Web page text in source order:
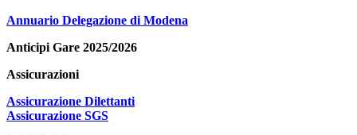
Annuario Delegazione di Modena
Anticipi Gare 2025/2026
Assicurazioni
Assicurazione Dilettanti
Assicurazione SGS